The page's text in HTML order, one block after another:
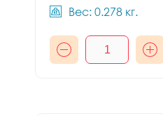
Вес: 0.278 кг.